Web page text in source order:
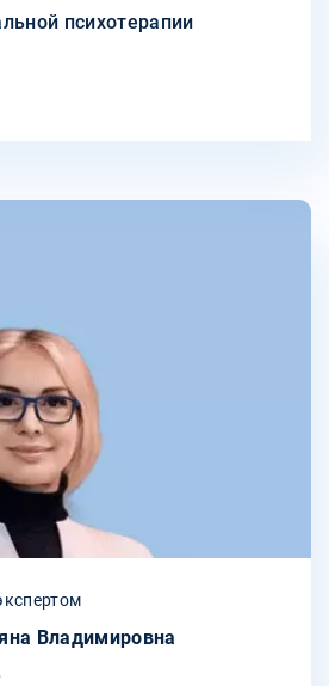
психотерапии
Владимировна